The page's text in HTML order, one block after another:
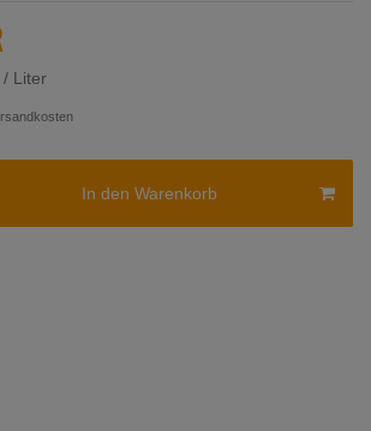
/ Liter
In den Warenkorb